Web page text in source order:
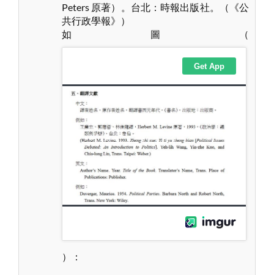
Peters 原著）。台北：時報出版社。（《公
共行政學報》）
如圖（
）：